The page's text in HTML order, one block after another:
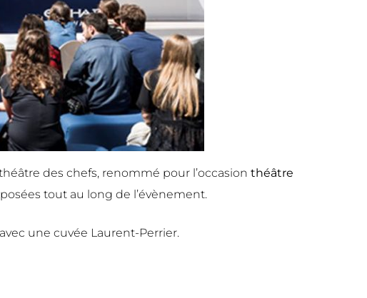
des chefs, renommé pour l’occasion théâtre
tout au long de l’évènement.
une cuvée Laurent-Perrier.